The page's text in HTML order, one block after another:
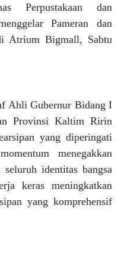
Perpustakaan dan
Pameran dan
Atrium Bigmall, Sabtu
Ahli Gubernur Bidang I
Provinsi Kaltim Ririn
yang diperingati
menegakkan
identitas bangsa
keras meningkatkan
yang komprehensif